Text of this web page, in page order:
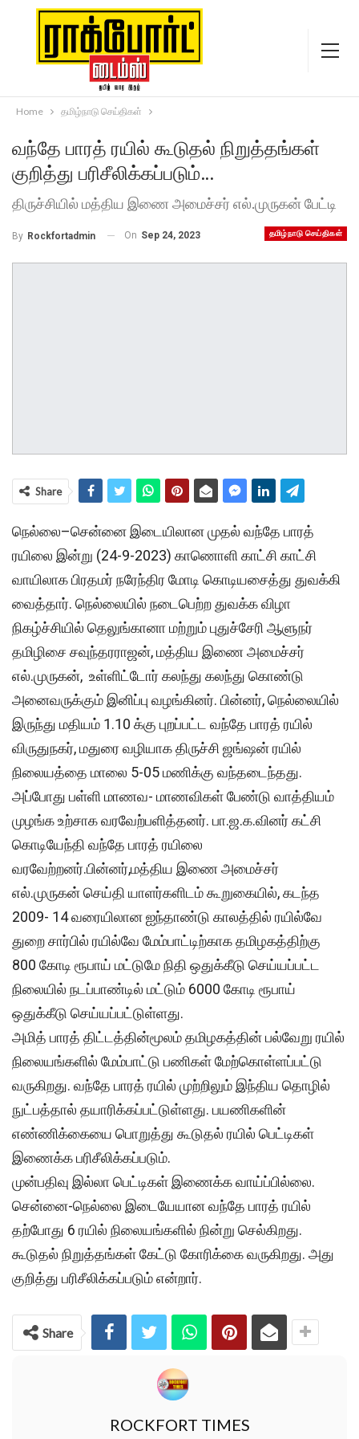
Home தமிழ்நாடு செய்திகள்
வந்தே பாரத் ரயில் கூடுதல் நிறுத்தங்கள்
குறித்து பரிசீலிக்கப்படும்…
திருச்சியில் மத்திய இணை அமைச்சர் எல்.முருகன் பேட்டி
தமிழ்நாடு செய்திகள்
By Rockfortadmin On Sep 24, 2023
Share
நெல்லை–சென்னை இடையிலான முதல் வந்தே பாரத்
ரயிலை இன்று (24-9-2023) காணொளி காட்சி காட்சி
வாயிலாக பிரதமர் நரேந்திர மோடி கொடியசைத்து துவக்கி
வைத்தார். நெல்லையில் நடைபெற்ற துவக்க விழா
நிகழ்ச்சியில் தெலுங்கானா மற்றும் புதுச்சேரி ஆளுநர்
தமிழிசை சவுந்தரராஜன், மத்திய இணை அமைச்சர்
எல்.முருகன், உள்ளிட்டோர் கலந்து கலந்து கொண்டு
அனைவருக்கும் இனிப்பு வழங்கினர். பின்னர், நெல்லையில்
இருந்து மதியம் 1.10 க்கு புறப்பட்ட வந்தே பாரத் ரயில்
விருதுநகர், மதுரை வழியாக திருச்சி ஜங்ஷன் ரயில்
நிலையத்தை மாலை 5-05 மணிக்கு வந்தடைந்தது.
அப்போது பள்ளி மாணவ- மாணவிகள் பேண்டு வாத்தியம்
முழங்க உற்சாக வரவேற்பளித்தனர். பா.ஜ.க.வினர் கட்சி
கொடியேந்தி வந்தே பாரத் ரயிலை
வரவேற்றனர்.பின்னர்,மத்திய இணை அமைச்சர்
எல்.முருகன் செய்தி யாளர்களிடம் கூறுகையில், கடந்த
2009- 14 வரையிலான ஐந்தாண்டு காலத்தில் ரயில்வே
துறை சார்பில் ரயில்வே மேம்பாட்டிற்காக தமிழகத்திற்கு
800 கோடி ரூபாய் மட்டுமே நிதி ஒதுக்கீடு செய்யப்பட்ட
நிலையில் நடப்பாண்டில் மட்டும் 6000 கோடி ரூபாய்
ஒதுக்கீடு செய்யப்பட்டுள்ளது.
அமித் பாரத் திட்டத்தின்மூலம் தமிழகத்தின் பல்வேறு ரயில்
நிலையங்களில் மேம்பாட்டு பணிகள் மேற்கொள்ளப்பட்டு
வருகிறது. வந்தே பாரத் ரயில் முற்றிலும் இந்திய தொழில்
நுட்பத்தால் தயாரிக்கப்பட்டுள்ளது. பயணிகளின்
எண்ணிக்கையை பொறுத்து கூடுதல் ரயில் பெட்டிகள்
இணைக்க பரிசீலிக்கப்படும்.
முன்பதிவு இல்லா பெட்டிகள் இணைக்க வாய்ப்பில்லை.
சென்னை-நெல்லை இடையேயான வந்தே பாரத் ரயில்
தற்போது 6 ரயில் நிலையங்களில் நின்று செல்கிறது.
கூடுதல் நிறுத்தங்கள் கேட்டு கோரிக்கை வருகிறது. அது
குறித்து பரிசீலிக்கப்படும் என்றார்.
Share
ROCKFORT TIMES